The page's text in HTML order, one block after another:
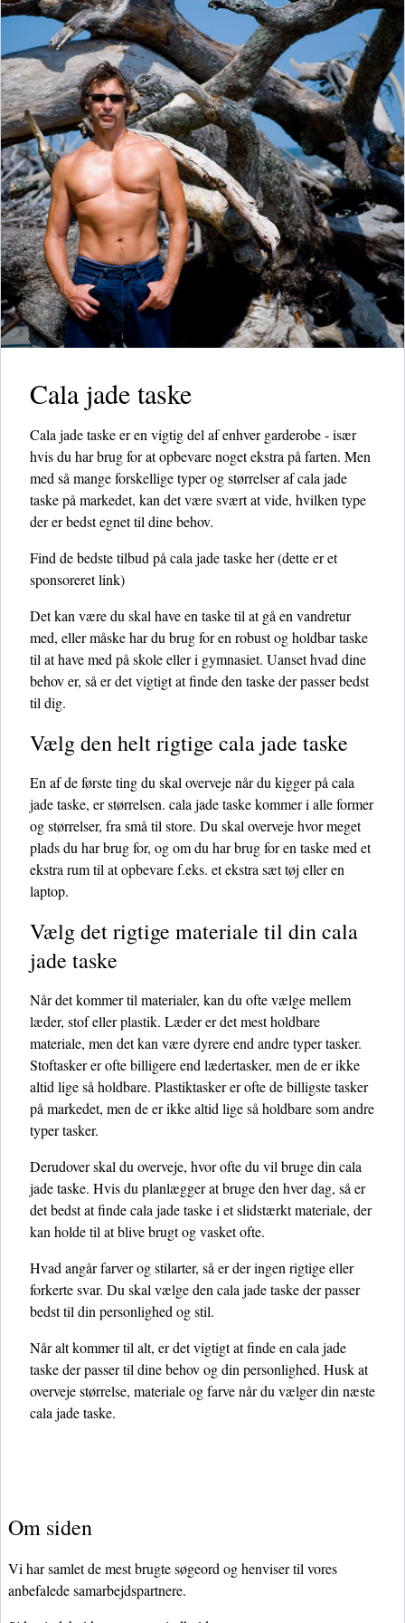
Cala jade taske
Cala jade taske er en vigtig del af enhver garderobe - især
hvis du har brug for at opbevare noget ekstra på farten. Men
med så mange forskellige typer og størrelser af cala jade
taske på markedet, kan det være svært at vide, hvilken type
der er bedst egnet til dine behov.
Find de bedste tilbud på cala jade taske her(dette er et
sponsoreret link)
Det kan være du skal have en taske til at gå en vandretur
med, eller måske har du brug for en robust og holdbar taske
til at have med på skole eller i gymnasiet. Uanset hvad dine
behov er, så er det vigtigt at finde den taske der passer bedst
til dig.
Vælg den helt rigtige cala jade taske
En af de første ting du skal overveje når du kigger på cala
jade taske, er størrelsen. cala jade taske kommer i alle former
og størrelser, fra små til store. Du skal overveje hvor meget
plads du har brug for, og om du har brug for en taske med et
ekstra rum til at opbevare f.eks. et ekstra sæt tøj eller en
laptop.
Vælg det rigtige materiale til din cala
jade taske
Når det kommer til materialer, kan du ofte vælge mellem
læder, stof eller plastik. Læder er det mest holdbare
materiale, men det kan være dyrere end andre typer tasker.
Stoftasker er ofte billigere end lædertasker, men de er ikke
altid lige så holdbare. Plastiktasker er ofte de billigste tasker
på markedet, men de er ikke altid lige så holdbare som andre
typer tasker.
Derudover skal du overveje, hvor ofte du vil bruge din cala
jade taske. Hvis du planlægger at bruge den hver dag, så er
det bedst at finde cala jade taske i et slidstærkt materiale, der
kan holde til at blive brugt og vasket ofte.
Hvad angår farver og stilarter, så er der ingen rigtige eller
forkerte svar. Du skal vælge den cala jade taske der passer
bedst til din personlighed og stil.
Når alt kommer til alt, er det vigtigt at finde en cala jade
taske der passer til dine behov og din personlighed. Husk at
overveje størrelse, materiale og farve når du vælger din næste
cala jade taske.
Om siden
Vi har samlet de mest brugte søgeord og henviser til vores
anbefalede samarbejdspartnere.